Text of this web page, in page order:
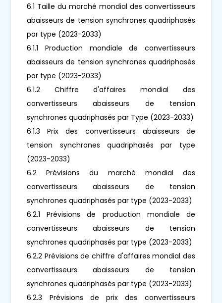
6.1 Taille du marché mondial des convertisseurs
abaisseurs de tension synchrones quadriphasés
par type (2023-2033)
6.1.1 Production mondiale de convertisseurs
abaisseurs de tension synchrones quadriphasés
par type (2023-2033)
6.1.2 Chiffre d'affaires mondial des
convertisseurs abaisseurs de tension
synchrones quadriphasés par Type (2023-2033)
6.1.3 Prix des convertisseurs abaisseurs de
tension synchrones quadriphasés par type
(2023-2033)
6.2 Prévisions du marché mondial des
convertisseurs abaisseurs de tension
synchrones quadriphasés par type (2023-2033)
6.2.1 Prévisions de production mondiale de
convertisseurs abaisseurs de tension
synchrones quadriphasés par type (2023-2033)
6.2.2 Prévisions de chiffre d'affaires mondial des
convertisseurs abaisseurs de tension
synchrones quadriphasés par type (2023-2033)
6.2.3 Prévisions de prix des convertisseurs